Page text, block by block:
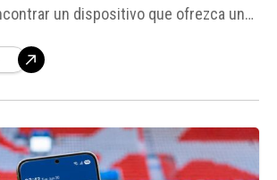
un dispositivo que ofrezca un
desafío. Sin embargo, según